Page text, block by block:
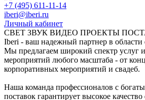
+7 (495) 611-11-14
iberi@iberi.ru
Личный кабинет
СВЕТ ЗВУК ВИДЕО ПРОЕКТЫ
Iberi - ваш надежный партнер в области
Мы предлагаем широкий спектр услуг
мероприятий любого масштаба - от
корпоративных мероприятий и свадеб.
Наша команда профессионалов с
поставок гарантирует высокое